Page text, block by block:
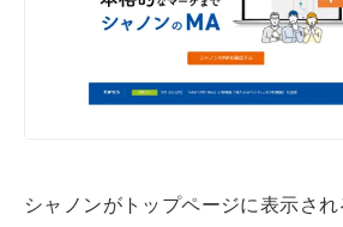
シャノンがトップページに表示さ